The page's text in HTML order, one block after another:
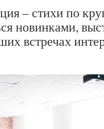
– стихи по
новинками,
встречах